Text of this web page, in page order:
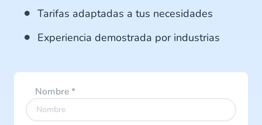
Tarifas adaptadas a tus necesidades
Experiencia demostrada por industrias
Nombre*